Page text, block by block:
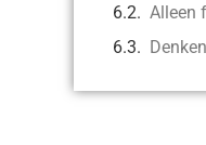
Alleen